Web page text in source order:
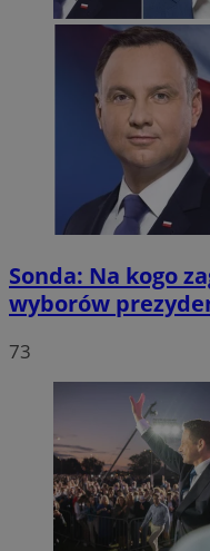
Sonda: Na kogo
wyborów
73